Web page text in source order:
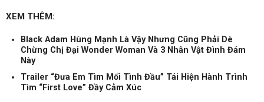
XEM THÊM:
Black Adam Hùng Mạnh Là Vậy Nhưng Cũng Phải Dè
Chừng Chị Đại Wonder Woman Và 3 Nhân Vật Đình Đám
Này
Trailer “Đưa Em Tìm Mối Tình Đầu” Tái Hiện Hành Trình
Tìm “First Love” Đầy Cảm Xúc